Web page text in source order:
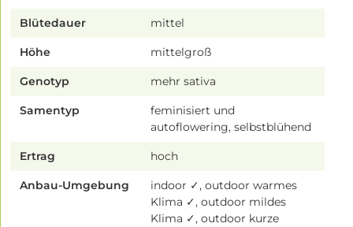
Blütedauer mittel
Höhe mittelgroß
Genotyp mehr sativa
Samentyp
feminisiert und
autoflowering, selbstblühend
Ertrag hoch
Anbau-Umgebung
indoor ✓, outdoor warmes
Klima ✓, outdoor mildes
Klima ✓, outdoor kurze